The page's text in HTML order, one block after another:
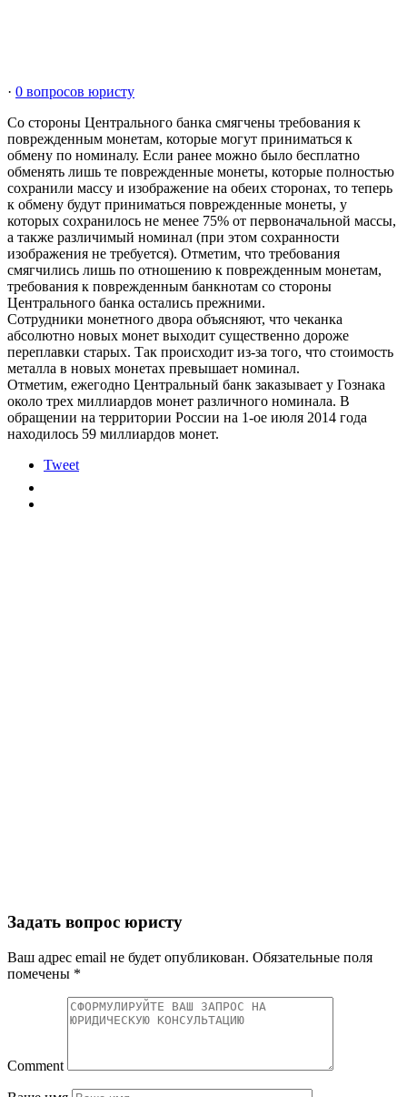
· 0 вопросов юристу
Со стороны Центрального банка смягчены требования к
поврежденным монетам, которые могут приниматься к
обмену по номиналу. Если ранее можно было бесплатно
обменять лишь те поврежденные монеты, которые полностью
сохранили массу и изображение на обеих сторонах, то теперь
к обмену будут приниматься поврежденные монеты, у
которых сохранилось не менее 75% от первоначальной массы,
а также различимый номинал (при этом сохранности
изображения не требуется). Отметим, что требования
смягчились лишь по отношению к поврежденным монетам,
требования к поврежденным банкнотам со стороны
Центрального банка остались прежними.
Сотрудники монетного двора объясняют, что чеканка
абсолютно новых монет выходит существенно дороже
переплавки старых. Так происходит из-за того, что стоимость
металла в новых монетах превышает номинал.
Отметим, ежегодно Центральный банк заказывает у Гознака
около трех миллиардов монет различного номинала. В
обращении на территории России на 1-ое июля 2014 года
находилось 59 миллиардов монет.
Tweet
Задать вопрос юристу
Ваш адрес email не будет опубликован. Обязательные поля
помечены *
Comment